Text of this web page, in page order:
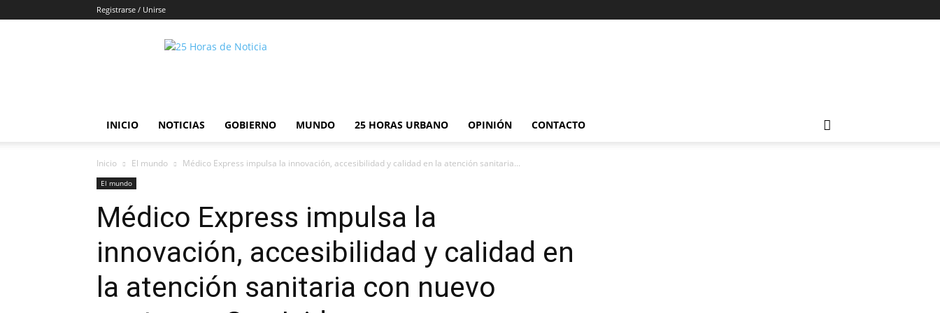
Registrarse / Unirse
25horasdenoticias
INICIO NOTICIAS GOBIERNO MUNDO 25 HORAS URBANO OPINIÓN CONTACTO
Inicio El mundo Médico Express impulsa la innovación, accesibilidad y calidad en la atención sanitaria...
El mundo
Médico Express impulsa la
innovación, accesibilidad y calidad en
la atención sanitaria con nuevo